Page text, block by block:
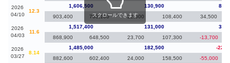
2026
04/10
12.3
1,606,500 130,900
903,400
703,100 22,500 108,400 34,500
2026
04/03
11.6
1,517,400 131,000
868,900
648,500 23,700 107,300 -13,700
2026
03/27
8.14
1,485,000 182,500
-
882,600
602,400 24,000 158,500 -55,000
スクロールできます